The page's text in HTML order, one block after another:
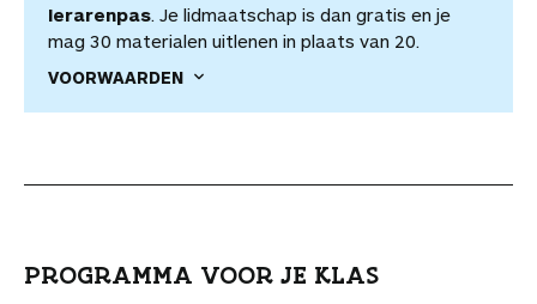
lerarenpas . Je lidmaatschap is dan gratis en je
mag 30 materialen uitlenen in plaats van 20.
VOORWAARDEN
PROGRAMMA VOOR JE KLAS